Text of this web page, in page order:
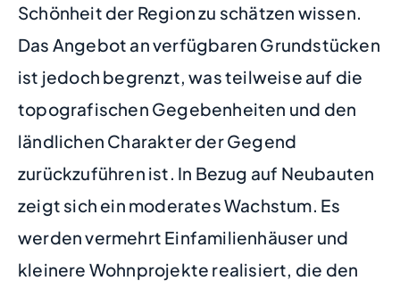
Schönheit der Region zu schätzen wissen.
Das Angebot an verfügbaren Grundstücken
ist jedoch begrenzt, was teilweise auf die
topografischen Gegebenheiten und den
ländlichen Charakter der Gegend
zurückzuführen ist. In Bezug auf Neubauten
zeigt sich ein moderates Wachstum. Es
werden vermehrt Einfamilienhäuser und
kleinere Wohnprojekte realisiert, die den